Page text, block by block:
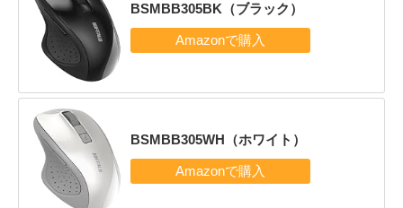
BSMBB305BK（ブラック）
BSMBB305WH（ホワイト）